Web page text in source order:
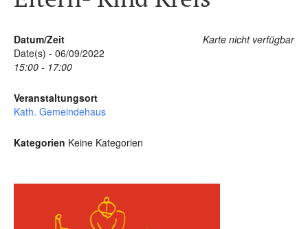
Karte nicht verfügbar
Datum/Zeit
Date(s) - 06/09/2022
15:00 - 17:00
Veranstaltungsort
Kath. Gemeindehaus
Kategorien Keine Kategorien